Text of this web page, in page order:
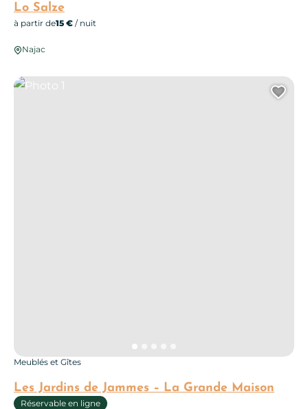
Lo Salze
à partir de15 € / nuit
Najac
Les Jardins de Jammes – La Grande Maison
Meublés et Gîtes
Réservable en ligne
Photo 1